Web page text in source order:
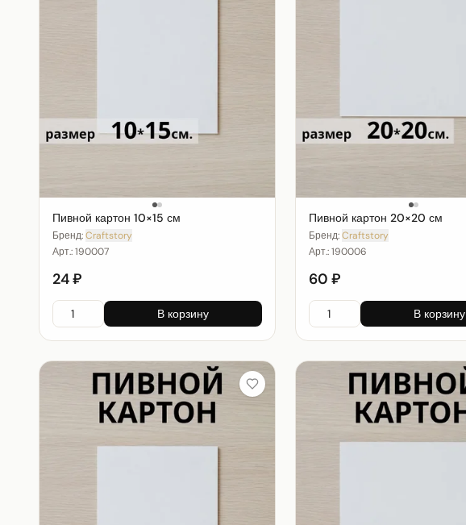
Пивной картон 10×15 см
Бренд:Craftstory
Арт.:190007
24 ₽
В корзину
Пивной картон 20×20 см
Бренд:Craftstory
Арт.:190006
60 ₽
В корзину